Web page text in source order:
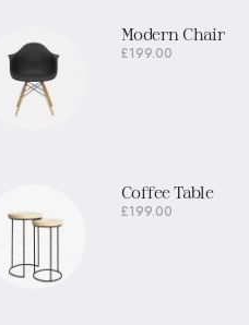
Modern Chair
£199.00
Coffee Table
£199.00